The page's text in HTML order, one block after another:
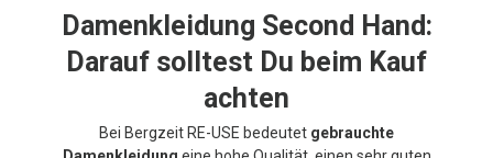
Damenkleidung Second Hand:
Darauf solltest Du beim Kauf
achten
Bei Bergzeit RE-USE bedeutet gebrauchte